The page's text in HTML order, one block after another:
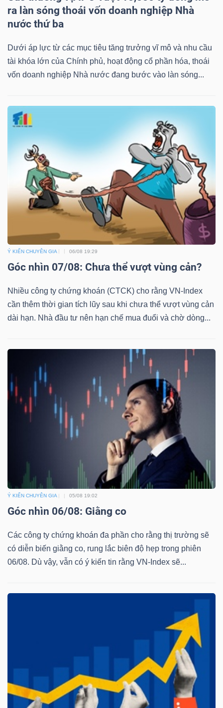
ra làn sóng thoái vốn doanh nghiệp Nhà
nước thứ ba
Dưới áp lực từ các mục tiêu tăng trưởng vĩ mô và nhu cầu
tài khóa lớn của Chính phủ, hoạt động cổ phần hóa, thoái
vốn doanh nghiệp Nhà nước đang bước vào làn sóng...
Ý KIẾN CHUYÊN GIA 06/08 19:29
Góc nhìn 07/08: Chưa thể vượt vùng cản?
Nhiều công ty chứng khoán (CTCK) cho rằng VN-Index
cần thêm thời gian tích lũy sau khi chưa thể vượt vùng cản
dài hạn. Nhà đầu tư nên hạn chế mua đuổi và chờ dòng...
Ý KIẾN CHUYÊN GIA 05/08 19:02
Góc nhìn 06/08: Giằng co
Các công ty chứng khoán đa phần cho rằng thị trường sẽ
có diễn biến giằng co, rung lắc biên độ hẹp trong phiên
06/08. Dù vậy, vẫn có ý kiến tin rằng VN-Index sẽ...